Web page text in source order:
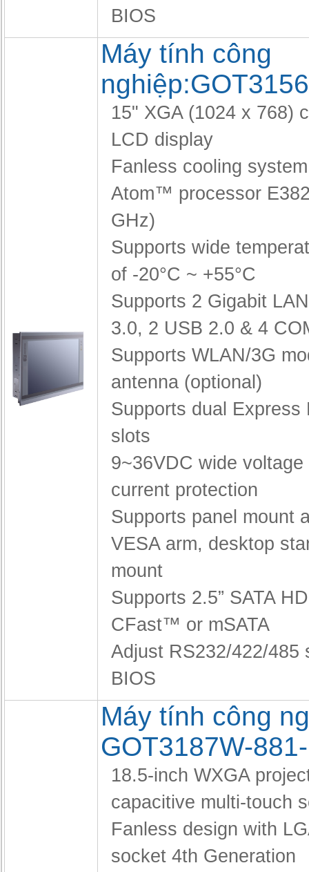
BIOS
Máy tính công
15" XGA (1024 x 768)
LCD display
Fanless cooling
Atom™ processor
GHz)
Supports wide
of -20°C ~ +55°C
Supports 2 Gigabit
3.0, 2 USB 2.0 & 4
Supports WLAN/3G
antenna (optional)
Supports dual Express
slots
9~36VDC wide
current protection
Supports panel mount
VESA arm, desktop
mount
Supports 2.5” SATA
CFast™ or mSATA
Adjust RS232/422/485
BIOS
Máy tính công
GOT3187W-
18.5-inch WXGA
capacitive multi-touch
Fanless design with
socket 4th Generation